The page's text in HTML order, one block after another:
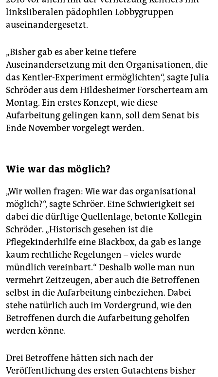
linksliberalen pädophilen Lobbygruppen
auseinandergesetzt.
„Bisher gab es aber keine tiefere
Auseinandersetzung mit den Organisationen, die
das Kentler-Experiment ermöglichten“, sagte Julia
Schröder aus dem Hildesheimer Forscherteam am
Montag. Ein erstes Konzept, wie diese
Aufarbeitung gelingen kann, soll dem Senat bis
Ende November vorgelegt werden.
Wie war das möglich?
„Wir wollen fragen: Wie war das organisational
möglich?“, sagte Schröer. Eine Schwierigkeit sei
dabei die dürftige Quellenlage, betonte Kollegin
Schröder. „Historisch gesehen ist die
Pflegekinderhilfe eine Blackbox, da gab es lange
kaum rechtliche Regelungen – vieles wurde
mündlich vereinbart.“ Deshalb wolle man nun
vermehrt Zeitzeugen, aber auch die Betroffenen
selbst in die Aufarbeitung einbeziehen. Dabei
stehe natürlich auch im Vordergrund, wie den
Betroffenen durch die Aufarbeitung geholfen
werden könne.
Drei Betroffene hätten sich nach der
Veröffentlichung des ersten Gutachtens bisher